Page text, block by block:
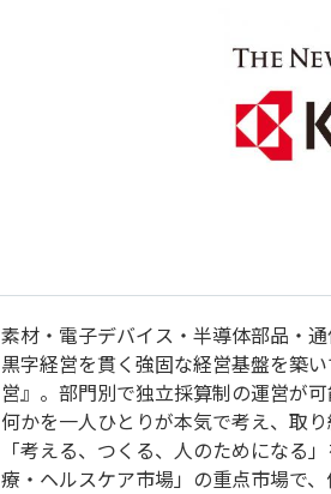
素材・電子デバイス・半導体部品・
黒字経営を貫く強固な経営基盤を築
営』。部門別で独立採算制の運営が
何かを一人ひとりが本気で考え、取
「考える、つくる、人のためになる
療・ヘルスケア市場」の重点市場で